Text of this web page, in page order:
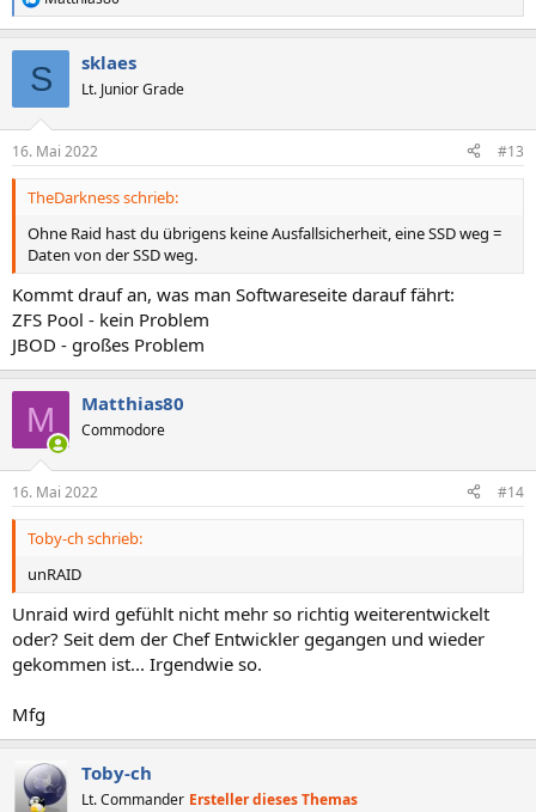
R
e
e
n
S sklaes
Lt. Junior Grade
16. Mai 2022 #13
TheDarkness schrieb:
Ohne Raid hast du übrigens keine Ausfallsicherheit, eine SSD weg =
Daten von der SSD weg.
Kommt drauf an, was man Softwareseite darauf fährt:
ZFS Pool - kein Problem
JBOD - großes Problem
M Matthias80
Commodore
16. Mai 2022 #14
Toby-ch schrieb:
unRAID
Unraid wird gefühlt nicht mehr so richtig weiterentwickelt
oder? Seit dem der Chef Entwickler gegangen und wieder
gekommen ist... Irgendwie so.
Mfg
Toby-ch
Lt. Commander Ersteller dieses Themas